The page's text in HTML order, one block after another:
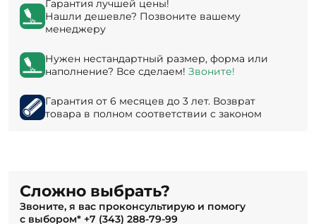
Гарантия лучшей цены!
Нашли дешевле? Позвоните вашему
менеджеру
Нужен нестандартный размер, форма или
наполнение? Все сделаем! Звоните!
Гарантия от 6 месяцев до 3 лет. Возврат
товара в полном соответствии с законом
Сложно выбрать?
Звоните, я вас проконсультирую и помогу
с выбором* +7 (343) 288-79-99